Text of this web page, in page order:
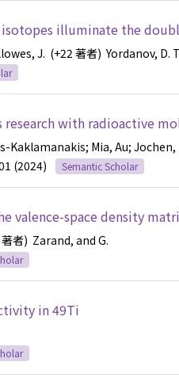
illuminate the
J. (+22 著者) Yordanov, D.
with radioactive
Kaklamanakis; Mia, Au;
(2024) Semantic Scholar
valence-space density
者) Zarand, and G.
in 49Ti